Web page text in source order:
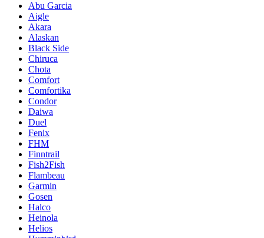
Abu Garcia
Aigle
Akara
Alaskan
Black Side
Chiruca
Chota
Comfort
Comfortika
Condor
Daiwa
Duel
Fenix
FHM
Finntrail
Fish2Fish
Flambeau
Garmin
Gosen
Halco
Heinola
Helios